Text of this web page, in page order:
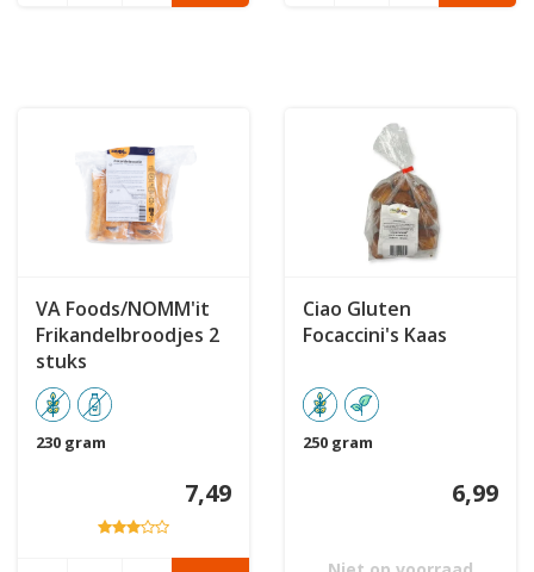
VA Foods/NOMM'it
Frikandelbroodjes 2
stuks
230 gram
7,49
Ciao Gluten
Focaccini's Kaas
250 gram
6,99